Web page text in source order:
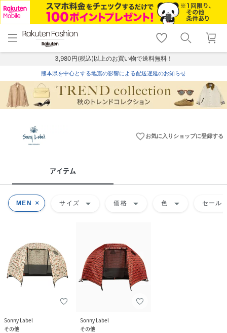
menu home
トップ
shopping_cart lock_outline
ログイン
3,980円(税込)以上のお買い物で送料無料！
熊本県を中心とする地震の影響による配送遅延のお知らせ
favorite_borderお気に入りショップに登録する
アイテム
MEN サイズ arrow_drop_down 価格 arrow_drop_down 色 arrow_drop_down セール
Sonny Label
その他
Sonny Label
その他